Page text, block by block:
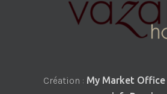
Création : My Market Office